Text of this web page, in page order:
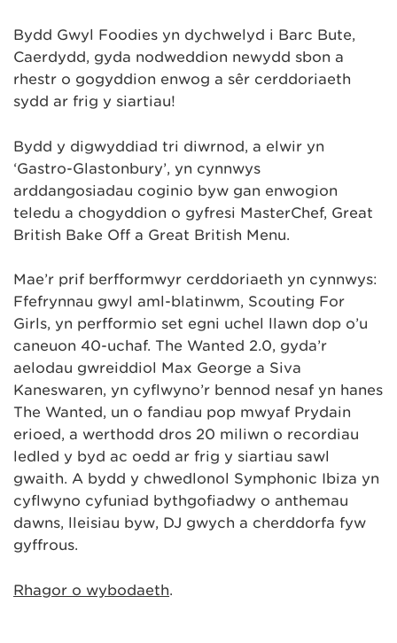
Bydd Gŵyl Foodies yn dychwelyd i Barc Bute,
Caerdydd, gyda nodweddion newydd sbon a
rhestr o gogyddion enwog a sêr cerddoriaeth
sydd ar frig y siartiau!
Bydd y digwyddiad tri diwrnod, a elwir yn
‘Gastro-Glastonbury’, yn cynnwys
arddangosiadau coginio byw gan enwogion
teledu a chogyddion o gyfresi MasterChef, Great
British Bake Off a Great British Menu.
Mae’r prif berfformwyr cerddoriaeth yn cynnwys:
Ffefrynnau gŵyl aml-blatinwm, Scouting For
Girls, yn perfformio set egni uchel llawn dop o’u
caneuon 40-uchaf. The Wanted 2.0, gyda’r
aelodau gwreiddiol Max George a Siva
Kaneswaren, yn cyflwyno’r bennod nesaf yn hanes
The Wanted, un o fandiau pop mwyaf Prydain
erioed, a werthodd dros 20 miliwn o recordiau
ledled y byd ac oedd ar frig y siartiau sawl
gwaith. A bydd y chwedlonol Symphonic Ibiza yn
cyflwyno cyfuniad bythgofiadwy o anthemau
dawns, lleisiau byw, DJ gwych a cherddorfa fyw
gyffrous.
Rhagor o wybodaeth.